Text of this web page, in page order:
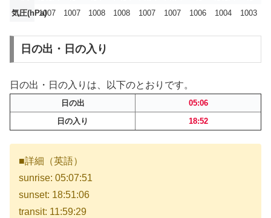
気圧(hPa)1007 1007 1008 1008 1007 1007 1006 1004 1003
日の出・日の入り
日の出・日の入りは、以下のとおりです。
日の出
05:06
日の入り
18:52
■詳細（英語）
sunrise: 05:07:51
sunset: 18:51:06
transit: 11:59:29